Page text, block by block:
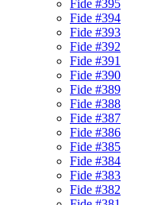
Fide #395
Fide #394
Fide #393
Fide #392
Fide #391
Fide #390
Fide #389
Fide #388
Fide #387
Fide #386
Fide #385
Fide #384
Fide #383
Fide #382